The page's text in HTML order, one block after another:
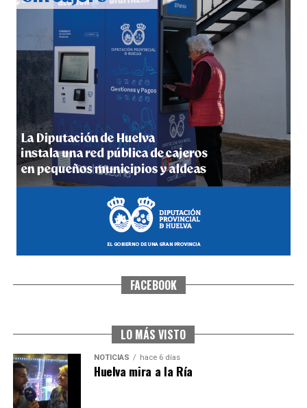
4º DÍA DE LAS FIESTAS COLOMBINAS 2026
hace 7 días· Huelvatv
SEXTA CORRIDA DE LAS FIESTAS COLOMBINAS
FACEBOOK
LO MÁS VISTO
NOTICIAS hace 6 días
Huelva mira a la Ría